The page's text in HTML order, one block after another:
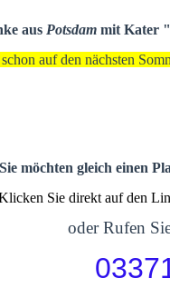
aus Potsdam mit Kater
auf den nächsten
Sie möchten gleich einen
Sie direkt auf den
oder Rufen